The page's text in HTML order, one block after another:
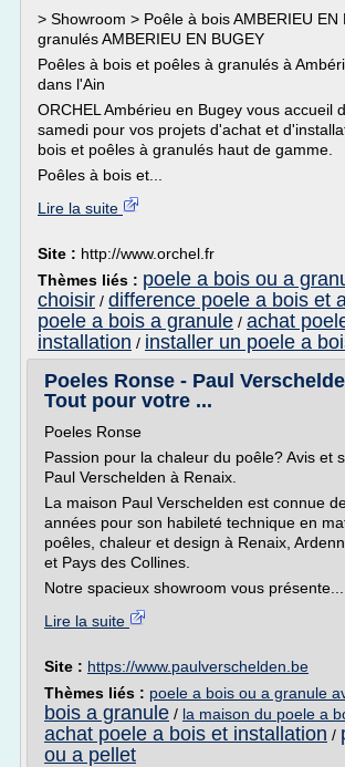
> Showroom > Poêle à bois AMBERIEU EN
granulés AMBERIEU EN BUGEY
Poêles à bois et poêles à granulés à
dans l'Ain
ORCHEL Ambérieu en Bugey vous accueil
samedi pour vos projets d'achat et
bois et poêles à granulés haut de gamme.
Poêles à bois et...
Lire la suite
Site : http://www.orchel.fr
Thèmes liés : poele a bois ou a
choisir / difference poele a bois et
poele a bois a granule / achat
installation / installer un poele a
Poeles Ronse - Paul
Tout pour votre ...
Poeles Ronse
Passion pour la chaleur du poêle? Avis et
Paul Verschelden à Renaix.
La maison Paul Verschelden est connue
années pour son habileté technique en
poêles, chaleur et design à Renaix,
et Pays des Collines.
Notre spacieux showroom vous présente...
Lire la suite
Site : https://www.paulverschelden.be
Thèmes liés : poele a bois ou a granule
bois a granule / la maison du poele a
achat poele a bois et installation /
ou a pellet